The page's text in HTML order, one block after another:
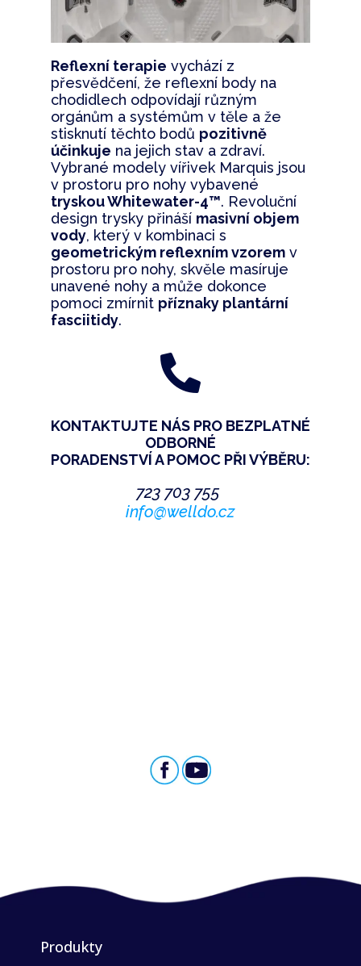
Reflexní terapie vychází z
přesvědčení, že reflexní body na
chodidlech odpovídají různým
orgánům a systémům v těle a že
stisknutí těchto bodů pozitivně
účinkuje na jejich stav a zdraví.
Vybrané modely vířivek Marquis jsou
v prostoru pro nohy vybavené
tryskou Whitewater-4™. Revoluční
design trysky přináší masivní objem
vody, který v kombinaci s
geometrickým reflexním vzoremv
prostoru pro nohy, skvěle masíruje
unavené nohy a může dokonce
pomoci zmírnit příznaky plantární
fasciitidy.

KONTAKTUJTE NÁS PRO BEZPLATNÉ
ODBORNÉ
PORADENSTVÍA POMOC PŘI VÝBĚRU:
723 703 755
info@welldo.cz
Produkty